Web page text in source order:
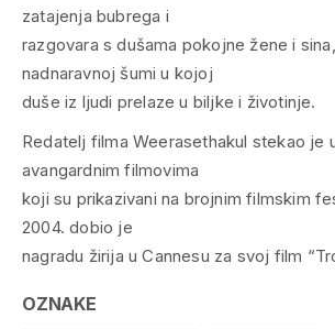
zatajenja bubrega i
razgovara s dušama pokojne žene i
nadnaravnoj šumi u kojoj
duše iz ljudi prelaze u biljke i životinje.
Redatelj filma Weerasethakul stekao je
avangardnim filmovima
koji su prikazivani na brojnim filmskim
2004. dobio je
nagradu žirija u Cannesu za svoj film
OZNAKE